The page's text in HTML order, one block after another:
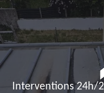
Interventions 24h/